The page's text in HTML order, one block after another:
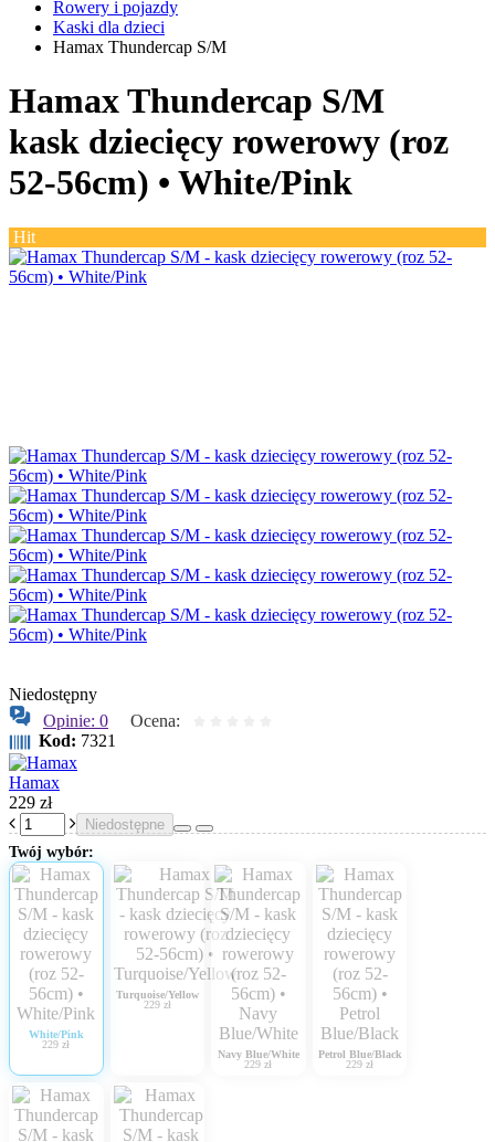
Rowery i pojazdy
Kaski dla dzieci
Hamax Thundercap S/M
Hamax Thundercap S/M
kask dziecięcy rowerowy (roz
52-56cm) • White/Pink
Hit
Niedostępny
Opinie: 0
Ocena:
Kod: 7321
Hamax
229 zł
Niedostępne
Twój wybór:
White/Pink
229 zł
Turquoise/Yellow
229 zł
Navy Blue/White
229 zł
Petrol Blue/Black
229 zł